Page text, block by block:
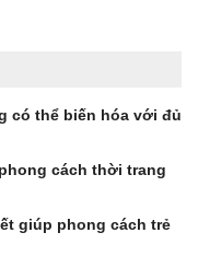
có thể biến hóa với đủ
cách thời trang
giúp phong cách trẻ